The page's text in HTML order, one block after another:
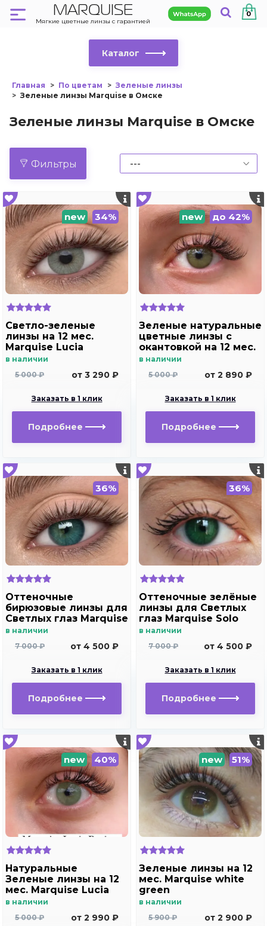
MARQUISE
Мягкие цветные линзы с гарантией
0
Каталог
Главная По цветам
Зеленые линзы
Зеленые линзы Marquise в Омске
Зеленые линзы Marquise в Омске
Фильтры
new 34%
Светло-зеленые
линзы на 12 мес.
Marquise Lucia
Copacabana
в наличии
5 000 ₽
от 3 290 ₽
Заказать в 1 клик
Подробнее
new до 42%
Зеленые натуральные
цветные линзы c
окантовкой на 12 мес.
Marquise essvase
в наличии
5 000 ₽
от 2 890 ₽
Заказать в 1 клик
Подробнее
36%
Оттеночные
бирюзовые линзы для
Светлых глаз Marquise
solo aqua для
близорукости
в наличии
7 000 ₽
от 4 500 ₽
Заказать в 1 клик
Подробнее
36%
Оттеночные зелёные
линзы для Светлых
глаз Marquise Solo
green( зеленые ) /
в наличии
7 000 ₽
от 4 500 ₽
Заказать в 1 клик
Подробнее
new 40%
Натуральные
Зеленые линзы на 12
мес. Marquise Lucia
Buzios
в наличии
5 000 ₽
от 2 990 ₽
new 51%
Зеленые линзы на 12
мес. Marquise white
green
в наличии
5 900 ₽
от 2 900 ₽